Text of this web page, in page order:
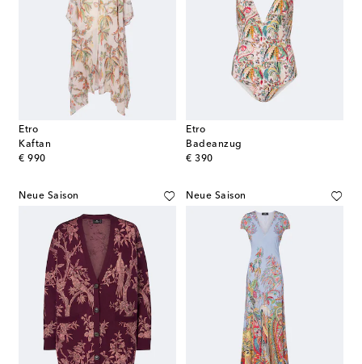
Etro
Kaftan
€ 990
original price
Etro
Badeanzug
€ 390
original price
Neue Saison Neue Saison